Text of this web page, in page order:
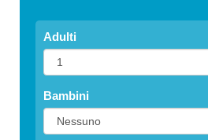
Adulti
Bambini